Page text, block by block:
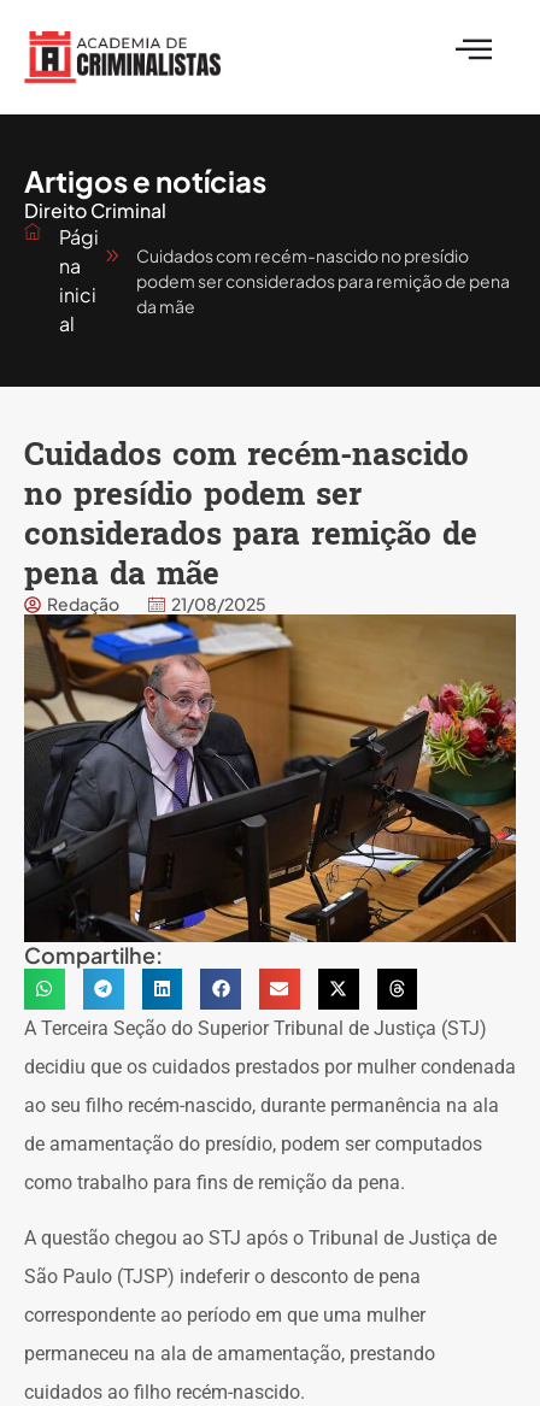
Artigos e notícias
Direito Criminal
Pági
na
inici
al
Cuidados com recém-nascido no presídio
podem ser considerados para remição de pena
da mãe
Cuidados com recém-nascido
no presídio podem ser
considerados para remição de
pena da mãe
Redação 21/08/2025
Compartilhe:
A Terceira Seção do Superior Tribunal de Justiça (STJ)
decidiu que os cuidados prestados por mulher condenada
ao seu filho recém-nascido, durante permanência na ala
de amamentação do presídio, podem ser computados
como trabalho para fins de remição da pena.
A questão chegou ao STJ após o Tribunal de Justiça de
São Paulo (TJSP) indeferir o desconto de pena
correspondente ao período em que uma mulher
permaneceu na ala de amamentação, prestando
cuidados ao filho recém-nascido.